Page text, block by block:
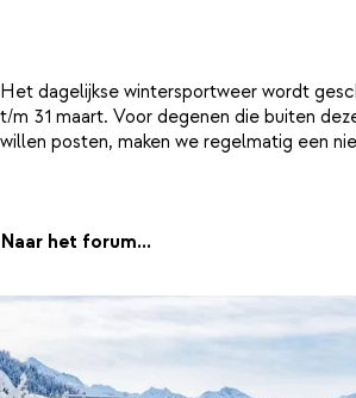
Het dagelijkse wintersportweer wordt
t/m 31 maart. Voor degenen die buiten
willen posten, maken we regelmatig een
Naar het forum...